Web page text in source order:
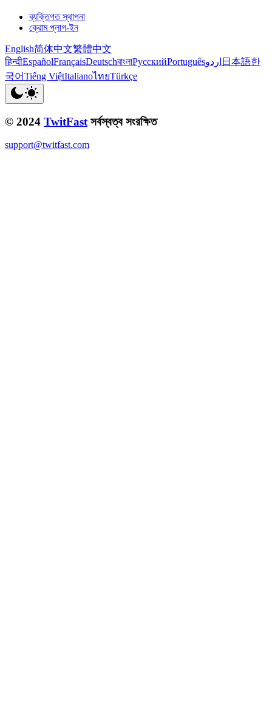
ব্যক্তিগত স্থাপনা
ক্রোম প্লাগ-ইন
English简体中文繁體中文
हिन्दीEspañolFrançaisDeutschবাংলাРусскийPortuguêsاردو 日本語한
국어Tiếng ViệtItalianoไทยTürkçe
© 2024 TwitFast সর্বস্বত্ব সংরক্ষিত
support@twitfast.com